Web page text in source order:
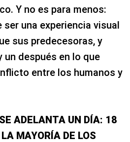
Y no es para menos:
ser una experiencia visual
sus predecesoras, y
un después en lo que
entre los humanos y
ADELANTA UN DÍA: 18
MAYORÍA DE LOS